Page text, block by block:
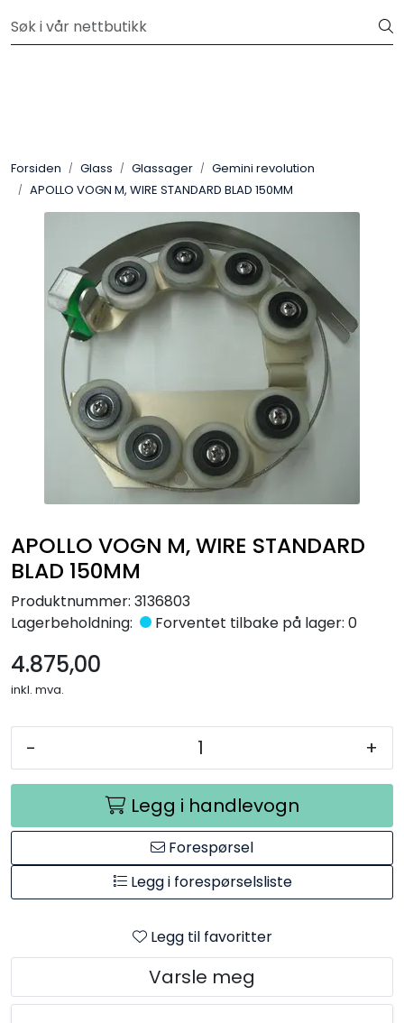
Velkommen til vår nye nettbutikk! Besøk Min side for mer
Forsiden Glass Glassager
Gemini revolution
APOLLO VOGN M, WIRE STANDARD BLAD 150MM
APOLLO VOGN M, WIRE STANDARD
BLAD 150MM
Produktnummer: 3136803
Lagerbeholdning:
Forventet tilbake på lager: 0
4.875,00
inkl. mva.
- +
Legg i handlevogn
Forespørsel
Legg i forespørselsliste
Legg til favoritter
Varsle meg
Pulverglasur
Maskiner
Råmaterialer
Glass
Bøker